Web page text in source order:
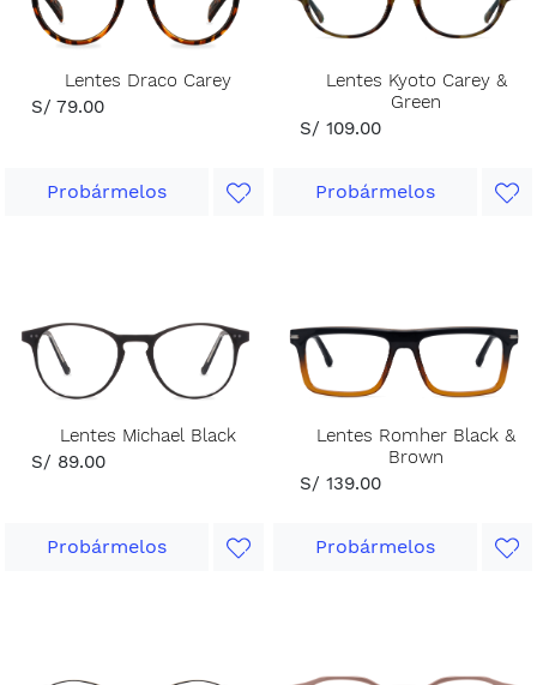
Lentes Draco Carey
S/ 79.00
Probármelos
Lentes Kyoto Carey &
Green
S/ 109.00
Probármelos
Lentes Michael Black
S/ 89.00
Probármelos
Lentes Romher Black &
Brown
S/ 139.00
Probármelos